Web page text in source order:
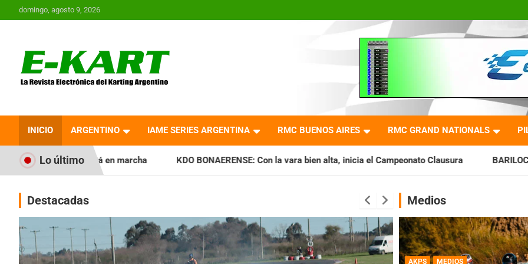
Saltar
al
domingo, agosto 9, 2026
Revista Electrónica del
Karting en Argentina
INICIO ARGENTINO IAME SERIES ARGENTINA RMC BUENOS AIRES RMC GRAND NATIONALS
Lo último
en marcha KDO BONAERENSE: Con la vara bien alta, inicia el Campeonato Clausura BARILOCHENSE: Preparan una
Destacadas Medios
AKPS MEDIOS